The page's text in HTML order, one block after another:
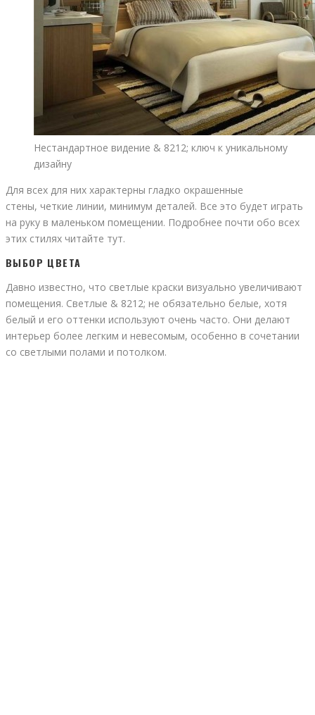
Нестандартное видение & 8212; ключ к уникальному
дизайну
Для всех для них характерны гладко окрашенные
стены, четкие линии, минимум деталей. Все это будет играть
на руку в маленьком помещении. Подробнее почти обо всех
этих стилях читайте тут.
ВЫБОР ЦВЕТА
Давно известно, что светлые краски визуально увеличивают
помещения. Светлые & 8212; не обязательно белые, хотя
белый и его оттенки используют очень часто. Они делают
интерьер более легким и невесомым, особенно в сочетании
со светлыми полами и потолком.